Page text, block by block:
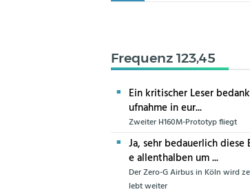
Frequenz 123,45
Ein kritischer Leser
ufnahme in eur...
Zweiter H160M-Prototyp fliegt
Ja, sehr bedauerlich
e allenthalben um ...
Der Zero-G Airbus in Köln wird
lebt weiter